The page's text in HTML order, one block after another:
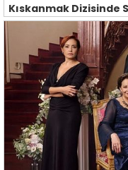
Kıskanmak Dizisinde